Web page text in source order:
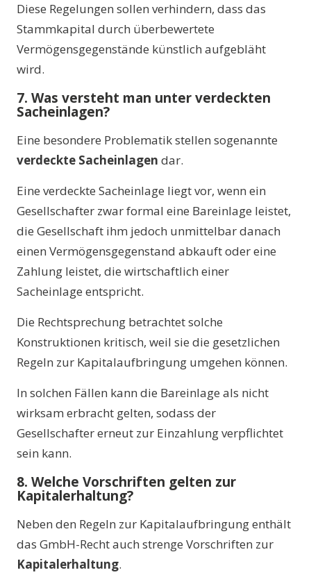
Diese Regelungen sollen verhindern, dass das
Stammkapital durch überbewertete
Vermögensgegenstände künstlich aufgebläht
wird.
7. Was versteht man unter verdeckten
Sacheinlagen?
Eine besondere Problematik stellen sogenannte
verdeckte Sacheinlagen dar.
Eine verdeckte Sacheinlage liegt vor, wenn ein
Gesellschafter zwar formal eine Bareinlage leistet,
die Gesellschaft ihm jedoch unmittelbar danach
einen Vermögensgegenstand abkauft oder eine
Zahlung leistet, die wirtschaftlich einer
Sacheinlage entspricht.
Die Rechtsprechung betrachtet solche
Konstruktionen kritisch, weil sie die gesetzlichen
Regeln zur Kapitalaufbringung umgehen können.
In solchen Fällen kann die Bareinlage als nicht
wirksam erbracht gelten, sodass der
Gesellschafter erneut zur Einzahlung verpflichtet
sein kann.
8. Welche Vorschriften gelten zur
Kapitalerhaltung?
Neben den Regeln zur Kapitalaufbringung enthält
das GmbH-Recht auch strenge Vorschriften zur
Kapitalerhaltung.